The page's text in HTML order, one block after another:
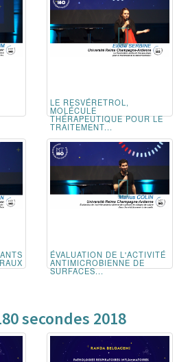
LE RESVÉRETROL,
MOLÉCULE
THÉRAPEUTIQUE POUR LE
TRAITEMENT...
ÉVALUATION DE L'ACTIVITÉ
ANTIMICROBIENNE DE
SURFACES...
secondes 2018